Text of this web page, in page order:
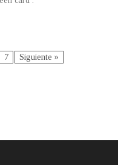
7 Siguiente »